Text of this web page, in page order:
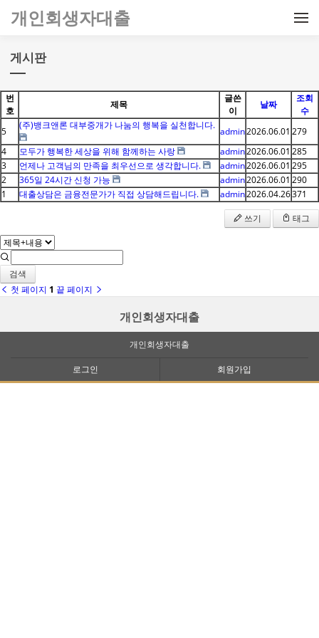
개인회생자대출
게시판
번
호
제목
글쓴
이
날짜
조회
수
5
(주)뱅크앤론 대부중개가 나눔의 행복을 실천합니다.
admin2026.06.01 279
4
모두가 행복한 세상을 위해 함께하는 사랑 admin2026.06.01 285
3
언제나 고객님의 만족을 최우선으로 생각합니다. admin2026.06.01 295
2
365일 24시간 신청 가능 admin2026.06.01 290
1
대출상담은 금융전문가가 직접 상담해드립니다. admin2026.04.26371
쓰기
태그
검색
첫 페이지 1 끝 페이지
개인회생자대출
개인회생자대출
로그인 회원가입